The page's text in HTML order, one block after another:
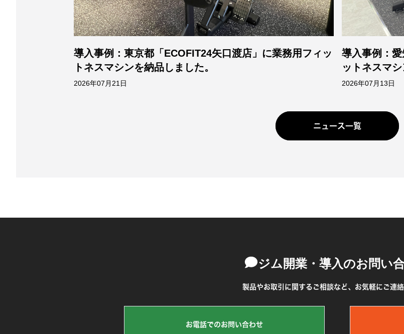
導入事例：東京都「ECOFIT24矢口渡店」に業務用フィッ
トネスマシンを納品しました。
2026年07月21日
導入事例：
ットネスマシ
2026年07月13日
ニュース一覧
ジム開業・導入のお問い
製品やお取引に関するご相談など、お気軽にご連
お電話でのお問い合わせ